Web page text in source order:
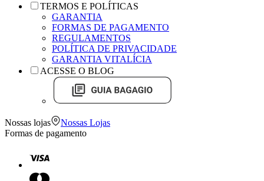
TERMOS E POLÍTICAS
GARANTIA
FORMAS DE PAGAMENTO
REGULAMENTOS
POLÍTICA DE PRIVACIDADE
GARANTIA VITALÍCIA
ACESSE O BLOG
Nossas lojas
Nossas Lojas
Formas de pagamento